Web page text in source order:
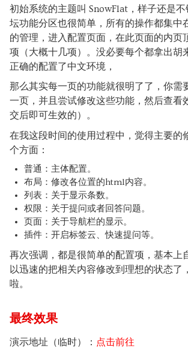
初始系统的主题叫 SnowFlat，样子还是
坛功能分区也很简单，所有的操作都集中
的管理，进入配置页面，在此页面的内页
项（大概十几项）。没必要每个都拿出胡
正确的配置了中文环境，
那么其实每一页的功能就很明了了，你需
一页，并且尝试修改这些功能，然后查看
交后即可生效的）。
在我这段时间的使用过程中，觉得主要的
个方面：
普通：主体配置。
布局：修改各位置的html内容。
列表：关于显示条数。
权限：关于提问或者回答问题。
页面：关于导航栏的显示。
插件：开启标签云、快速提问等。
再次强调，都是很简单的配置项，基本上
以迅速的把相关内容修改到理想的状态了
啦。
最终效果
演示地址（临时）： 点击前往